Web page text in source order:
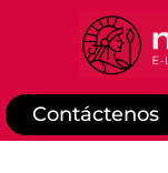
Contáctenos